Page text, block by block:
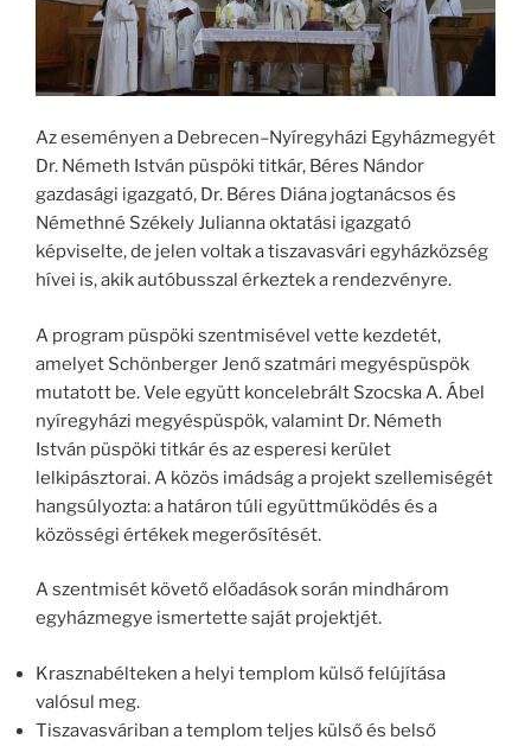
Az eseményen a Debrecen–Nyíregyházi Egyházmegyét
Dr. Németh István püspöki titkár, Béres Nándor
gazdasági igazgató, Dr. Béres Diána jogtanácsos és
Némethné Székely Julianna oktatási igazgató
képviselte, de jelen voltak a tiszavasvári egyházközség
hívei is, akik autóbusszal érkeztek a rendezvényre.
A program püspöki szentmisével vette kezdetét,
amelyet Schönberger Jenő szatmári megyéspüspök
mutatott be. Vele együtt koncelebrált Szocska A. Ábel
nyíregyházi megyéspüspök, valamint Dr. Németh
István püspöki titkár és az esperesi kerület
lelkipásztorai. A közös imádság a projekt szellemiségét
hangsúlyozta: a határon túli együttműködés és a
közösségi értékek megerősítését.
A szentmisét követő előadások során mindhárom
egyházmegye ismertette saját projektjét.
Krasznabélteken a helyi templom külső felújítása
valósul meg.
Tiszavasváriban a templom teljes külső és belső